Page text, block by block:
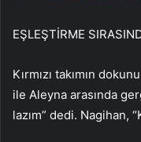
EŞLEŞTİRME
Kırmızı takımın
ile Aleyna arasında
lazım” dedi. Nagihan,